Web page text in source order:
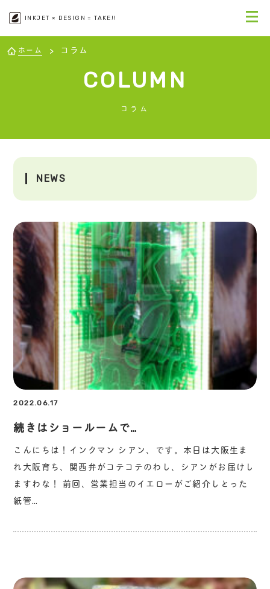
INKJET × DESIGN = TAKE!!
ホーム コラム
COLUMN
コラム
NEWS
2022.06.17
続きはショールームで…
こんにちは！インクマン シアン、です。本日は大阪生ま
れ大阪育ち、関西弁がコテコテのわし、シアンがお届けし
ますわな！ 前回、営業担当のイエローがご紹介しとった
紙管…